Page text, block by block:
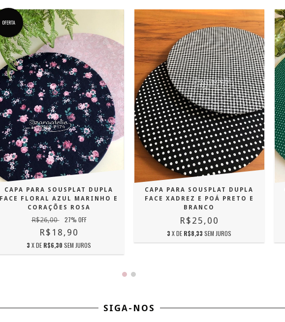
OFERTA
CAPA PARA SOUSPLAT DUPLA
FACE FLORAL AZUL MARINHO E
CORAÇÕES ROSA
R$26,00 27% OFF
R$18,90
3 X DE R$6,30 SEM JUROS
CAPA PARA SOUSPLAT DUPLA
FACE XADREZ E POÁ PRETO E
BRANCO
R$25,00
3 X DE R$8,33 SEM JUROS
SIGA-NOS